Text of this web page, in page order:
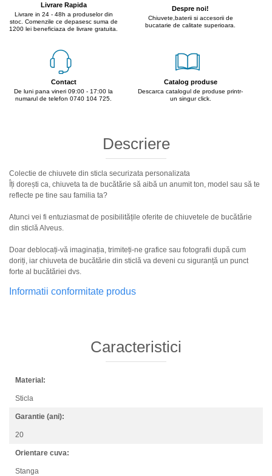
Livrare Rapida
Livrare in 24 - 48h a produselor din
stoc. Comenzile ce depasesc suma de
1200 lei beneficiaza de livrare gratuita.
Despre noi!
Chiuvete,baterii si accesorii de
bucatarie de calitate superioara.
Contact
De luni pana vineri 09:00 - 17:00 la
numarul de telefon 0740 104 725.
Catalog produse
Descarca catalogul de produse printr-
un singur click.
Descriere
Colectie de chiuvete din sticla securizata personalizata
Îți dorești ca, chiuveta ta de bucătărie să aibă un anumit ton, model sau să te
reflecte pe tine sau familia ta?
Atunci vei fi entuziasmat de posibilitățile oferite de chiuvetele de bucătărie
din sticlă Alveus.
Doar deblocați-vă imaginația, trimiteți-ne grafice sau fotografii după cum
doriți, iar chiuveta de bucătărie din sticlă va deveni cu siguranță un punct
forte al bucătăriei dvs.
Informatii conformitate produs
Caracteristici
Material:
Sticla
Garantie (ani):
20
Orientare cuva:
Stanga